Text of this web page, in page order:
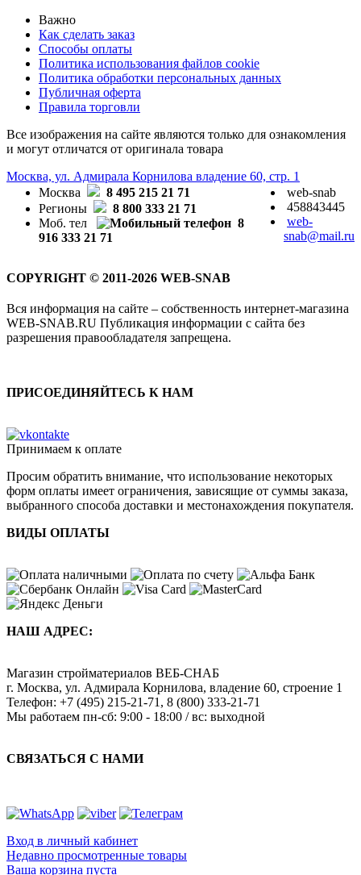
Важно
Как сделать заказ
Способы оплаты
Политика использования файлов cookie
Политика обработки персональных данных
Публичная оферта
Правила торговли
Все изображения на сайте являются только для ознакомления
и могут отличатся от оригинала товара
Москва, ул. Адмирала Корнилова владение 60, стр. 1
Москва
8 495 215 21 71
Регионы
8 800 333 21 71
Моб. тел
8
916 333 21 71
web-snab
458843445
web-
snab@mail.ru
COPYRIGHT © 2011-2026 WEB-SNAB
Вся информация на сайте – собственность интернет-магазина
WEB-SNAB.RU Публикация информации с сайта без
разрешения правообладателя запрещена.
ПРИСОЕДИНЯЙТЕСЬ К НАМ
Принимаем к оплате
Просим обратить внимание, что использование некоторых
форм оплаты имеет ограничения, зависящие от суммы заказа,
выбранного способа доставки и местонахождения покупателя.
ВИДЫ ОПЛАТЫ
НАШ АДРЕС:
Магазин стройматериалов ВЕБ-СНАБ
г. Москва, ул. Адмирала Корнилова, владение 60, строение 1
Телефон: +7 (495) 215-21-71 , 8 (800) 333-21-71
Мы работаем пн-сб: 9:00 - 18:00 / вс: выходной
СВЯЗАТЬСЯ С НАМИ
Вход в личный кабинет
Недавно просмотренные товары
Ваша корзина пуста